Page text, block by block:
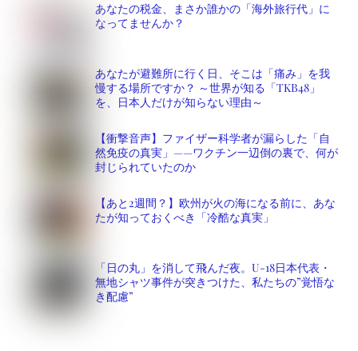
あなたの税金、まさか誰かの「海外旅行代」に
なってませんか？
あなたが避難所に行く日、そこは「痛み」を我
慢する場所ですか？ ～世界が知る「TKB48」
を、日本人だけが知らない理由～
【衝撃音声】ファイザー科学者が漏らした「自
然免疫の真実」——ワクチン一辺倒の裏で、何が
封じられていたのか
【あと2週間？】欧州が火の海になる前に、あな
たが知っておくべき「冷酷な真実」
「日の丸」を消して飛んだ夜。U-18日本代表・
無地シャツ事件が突きつけた、私たちの”覚悟な
き配慮”